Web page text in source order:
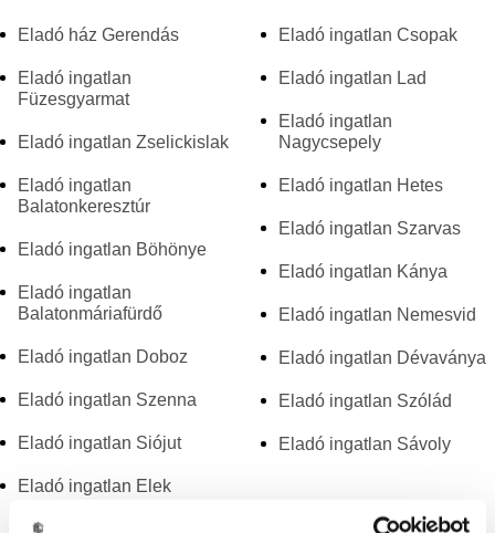
Eladó ház Gerendás
Eladó ingatlan
Füzesgyarmat
Eladó ingatlan Zselickislak
Eladó ingatlan
Balatonkeresztúr
Eladó ingatlan Böhönye
Eladó ingatlan
Balatonmáriafürdő
Eladó ingatlan Doboz
Eladó ingatlan Szenna
Eladó ingatlan Siójut
Eladó ingatlan Elek
Eladó ingatlan Csopak
Eladó ingatlan Lad
Eladó ingatlan
Nagycsepely
Eladó ingatlan Hetes
Eladó ingatlan Szarvas
Eladó ingatlan Kánya
Eladó ingatlan Nemesvid
Eladó ingatlan Dévaványa
Eladó ingatlan Szólád
Eladó ingatlan Sávoly